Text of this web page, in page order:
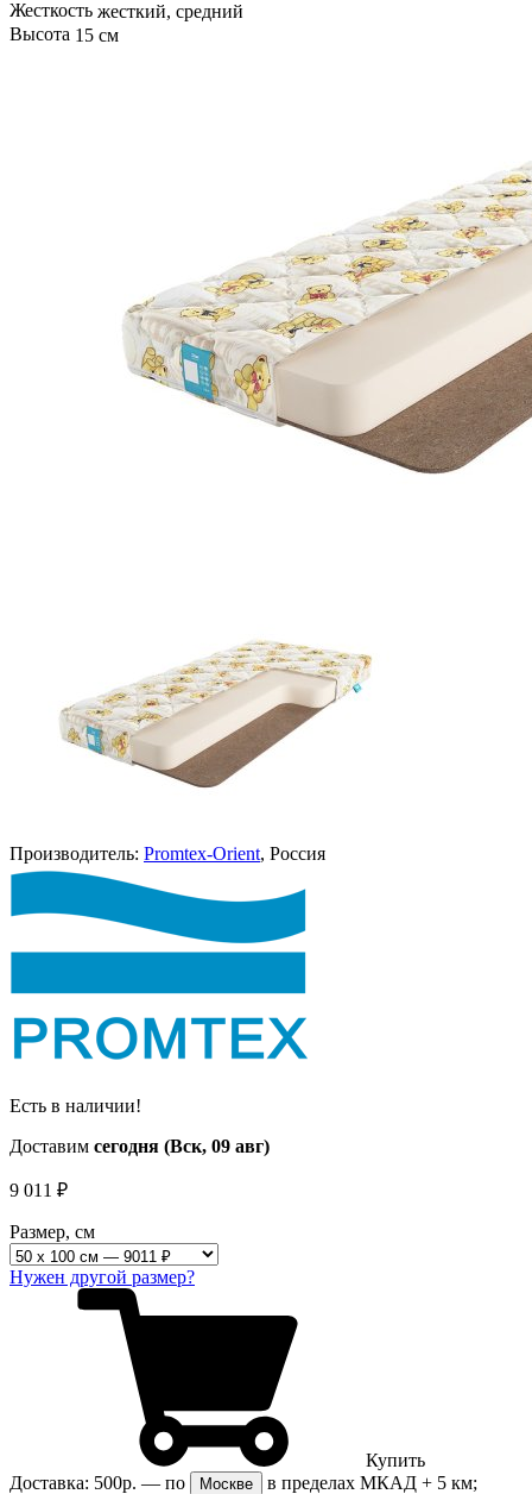
Жесткость жесткий, средний
Высота 15 см
Производитель: Promtex-Orient, Россия
Есть в наличии!
Доставим сегодня (Вск, 09 авг)
9 011 ₽
Размер, см
Нужен другой размер?
Купить
Доставка: 500р. — по Москве
в пределах МКАД + 5 км;